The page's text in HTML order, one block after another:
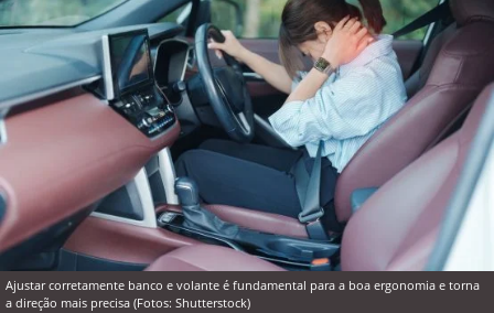
Ajustar corretamente banco e volante é fundamental para a boa ergonomia e torna
a direção mais precisa (Fotos: Shutterstock)